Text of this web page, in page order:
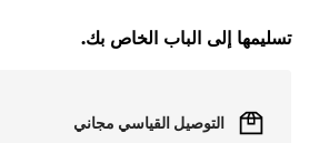
تسليمها إلى الباب الخاص بك.
التوصيل القياسي مجاني